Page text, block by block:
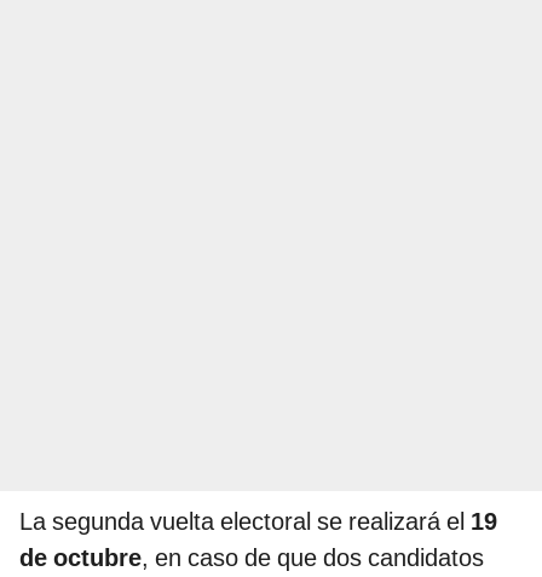
La segunda vuelta electoral se realizará el 19
de octubre, en caso de que dos candidatos